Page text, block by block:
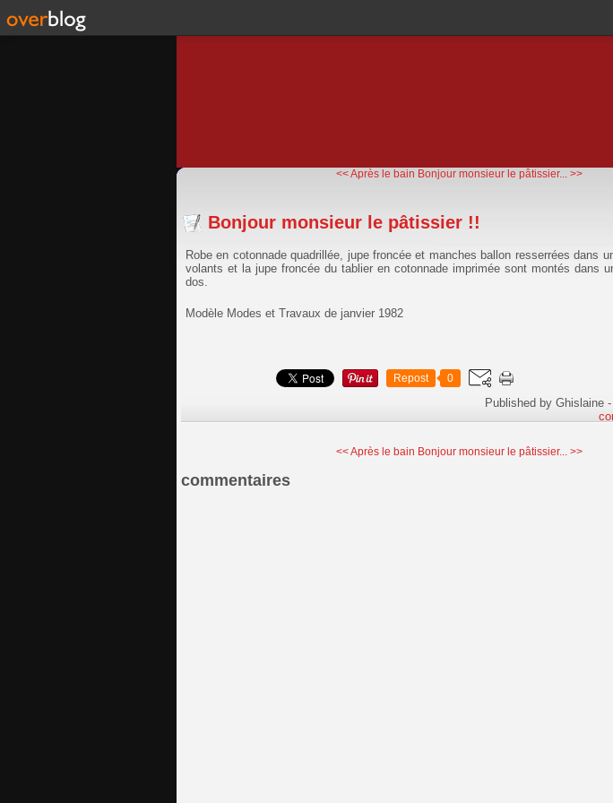
<< Après le bain Bonjour monsieur le pâtissier... >>
Bonjour monsieur le pâtissier !!
Robe en cotonnade quadrillée, jupe froncée et manches ballon resserrées dans
volants et la jupe froncée du tablier en cotonnade imprimée sont montés dans
dos.
Modèle Modes et Travaux de janvier 1982
Repost 0
Published by Ghislaine -
<< Après le bain Bonjour monsieur le pâtissier... >>
commentaires